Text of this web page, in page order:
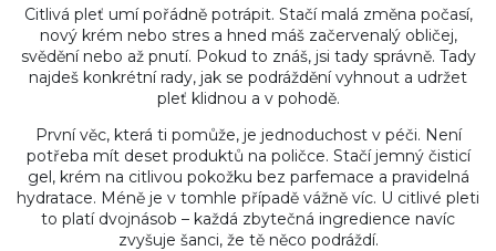
Citlivá pleť umí pořádně potrápit. Stačí malá změna počasí,
nový krém nebo stres a hned máš začervenalý obličej,
svědění nebo až pnutí. Pokud to znáš, jsi tady správně. Tady
najdeš konkrétní rady, jak se podráždění vyhnout a udržet
pleť klidnou a v pohodě.
První věc, která ti pomůže, je jednoduchost v péči. Není
potřeba mít deset produktů na poličce. Stačí jemný čisticí
gel, krém na citlivou pokožku bez parfemace a pravidelná
hydratace. Méně je v tomhle případě vážně víc. U citlivé pleti
to platí dvojnásob – každá zbytečná ingredience navíc
zvyšuje šanci, že tě něco podráždí.